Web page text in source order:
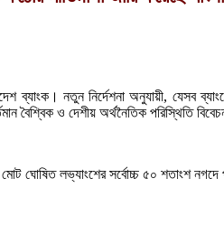
ব্যাংক। নতুন নির্দেশনা অনুযায়ী, যেসব
বৈশ্বিক ও দেশীয় অর্থনৈতিক পরিস্থিতি
ঘোষিত লভ্যাংশের সর্বোচ্চ ৫০ শতাংশ